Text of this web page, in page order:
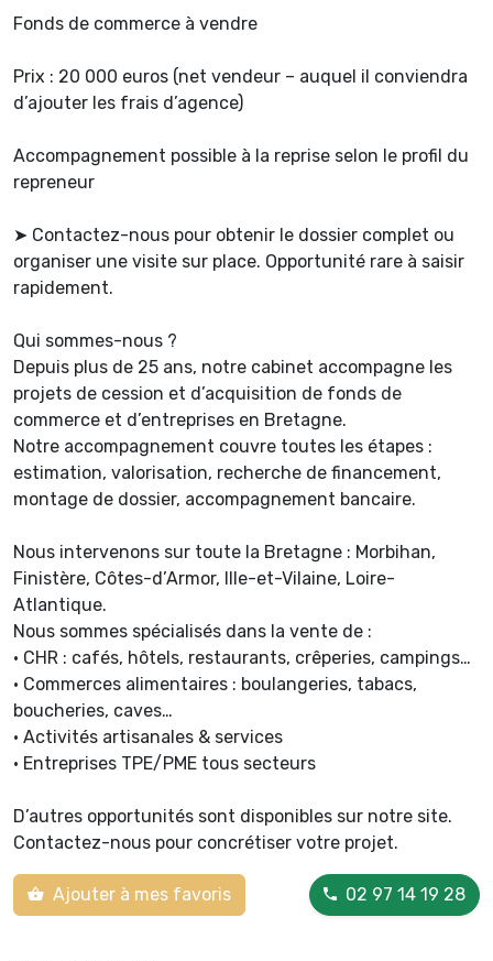
Fonds de commerce à vendre
Prix : 20 000 euros (net vendeur – auquel il conviendra
d’ajouter les frais d’agence)
Accompagnement possible à la reprise selon le profil du
repreneur
➤ Contactez-nous pour obtenir le dossier complet ou
organiser une visite sur place. Opportunité rare à saisir
rapidement.
Qui sommes-nous ?
Depuis plus de 25 ans, notre cabinet accompagne les
projets de cession et d’acquisition de fonds de
commerce et d’entreprises en Bretagne.
Notre accompagnement couvre toutes les étapes :
estimation, valorisation, recherche de financement,
montage de dossier, accompagnement bancaire.
Nous intervenons sur toute la Bretagne : Morbihan,
Finistère, Côtes-d’Armor, Ille-et-Vilaine, Loire-
Atlantique.
Nous sommes spécialisés dans la vente de :
• CHR : cafés, hôtels, restaurants, crêperies, campings…
• Commerces alimentaires : boulangeries, tabacs,
boucheries, caves…
• Activités artisanales & services
• Entreprises TPE/PME tous secteurs
D’autres opportunités sont disponibles sur notre site.
Contactez-nous pour concrétiser votre projet.
Ajouter à mes favoris 02 97 14 19 28